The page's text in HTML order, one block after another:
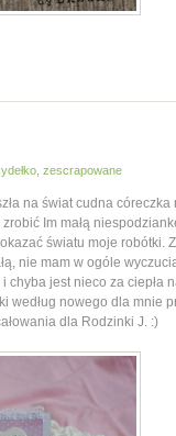
zescrapowane
na świat cudna córeczka
Im małą
światu moje robótki.
nie mam w ogóle
chyba jest nieco za ciepła
według nowego dla mnie
dla Rodzinki J. :)